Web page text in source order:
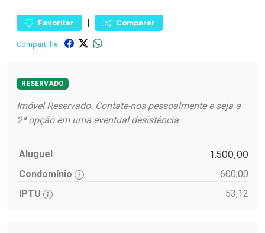
Favoritar | Comparar
Compartilhe:
RESERVADO
Imóvel Reservado. Contate-nos pessoalmente e seja a
2ª opção em uma eventual desistência
Aluguel 1.500,00
Condomínio
600,00
IPTU
53,12